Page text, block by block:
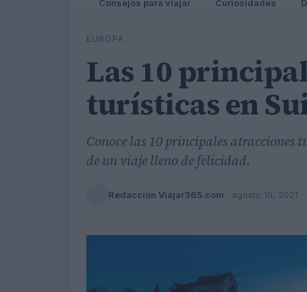
Consejos para viajar Curiosidades
EUROPA
Las 10
turísticas en
Conoce las 10 principales
de un viaje lleno de felicidad.
Redacción Viajar365.com · agosto 10, 2021